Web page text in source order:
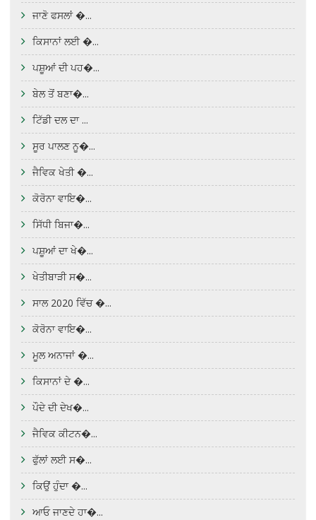
ਜਾਣੋ ਫਸਲਾਂ �...
ਕਿਸਾਨਾਂ ਲਈ �...
ਪਸ਼ੂਆਂ ਦੀ ਪਹ�...
ਬੇਲ ਤੋਂ ਬਣਾ�...
ਟਿੱਡੀ ਦਲ ਦਾ ...
ਸੂਰ ਪਾਲਣ ਨੂ�...
ਜੈਵਿਕ ਖੇਤੀ �...
ਕੋਰੋਨਾ ਵਾਇ�...
ਸਿੱਧੀ ਬਿਜਾ�...
ਪਸ਼ੂਆਂ ਦਾ ਖੇ�...
ਖੇਤੀਬਾੜੀ ਸ�...
ਸਾਲ 2020 ਵਿੱਚ �...
ਕੋਰੋਨਾ ਵਾਇ�...
ਮੂਲ ਅਨਾਜਾਂ �...
ਕਿਸਾਨਾਂ ਦੇ �...
ਪੌਦੇ ਦੀ ਦੇਖ�...
ਜੈਵਿਕ ਕੀਟਨ�...
ਫੁੱਲਾਂ ਲਈ ਸ�...
ਕਿਉਂ ਹੁੰਦਾ �...
ਆਓ ਜਾਣਦੇ ਹਾ�...